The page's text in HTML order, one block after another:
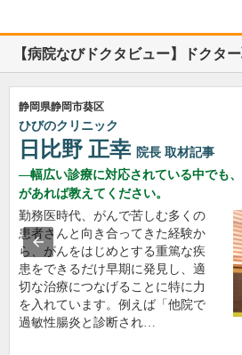
【病院なびドクタビュー】ドクタ
静岡県静岡市葵区
ひびのクリニック
日比野 正幸 院長 取材記事
幅広い診療に対応されている中でも
があれば教えてください。
勤務医時代、がんで苦しむ多くの
患者さんと向き合ってきた経験か
ら、がんをはじめとする重篤な疾
患をできるだけ早期に発見し、適
切な治療につなげることに特に力
を入れています。例えば「他院で
過敏性腸炎と診断され…